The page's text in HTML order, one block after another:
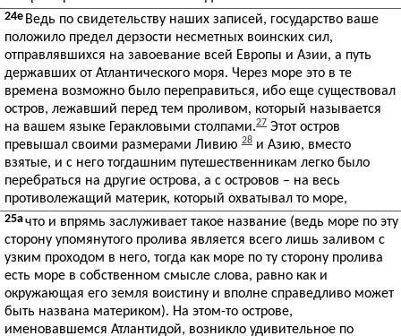
24e Ведь по свидетельству наших записей, государство ваше
положило предел дерзости несметных воинских сил,
отправлявшихся на завоевание всей Европы и Азии, а путь
державших от Атлантического моря. Через море это в те
времена возможно было переправиться, ибо еще существовал
остров, лежавший перед тем проливом, который называется
на вашем языке Геракловыми столпами.27 Этот остров
превышал своими размерами Ливию 28 и Азию, вместо
взятые, и с него тогдашним путешественникам легко было
перебраться на другие острова, а с островов – на весь
противолежащий материк, который охватывал то море,
25aчто и впрямь заслуживает такое название (ведь море по эту
сторону упомянутого пролива является всего лишь заливом с
узким проходом в него, тогда как море по ту сторону пролива
есть море в собственном смысле слова, равно как и
окружающая его земля воистину и вполне справедливо может
быть названа материком). На этом-то острове,
именовавшемся Атлантидой, возникло удивительное по